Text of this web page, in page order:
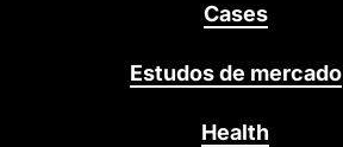
Cases
Estudos de mercado
Health